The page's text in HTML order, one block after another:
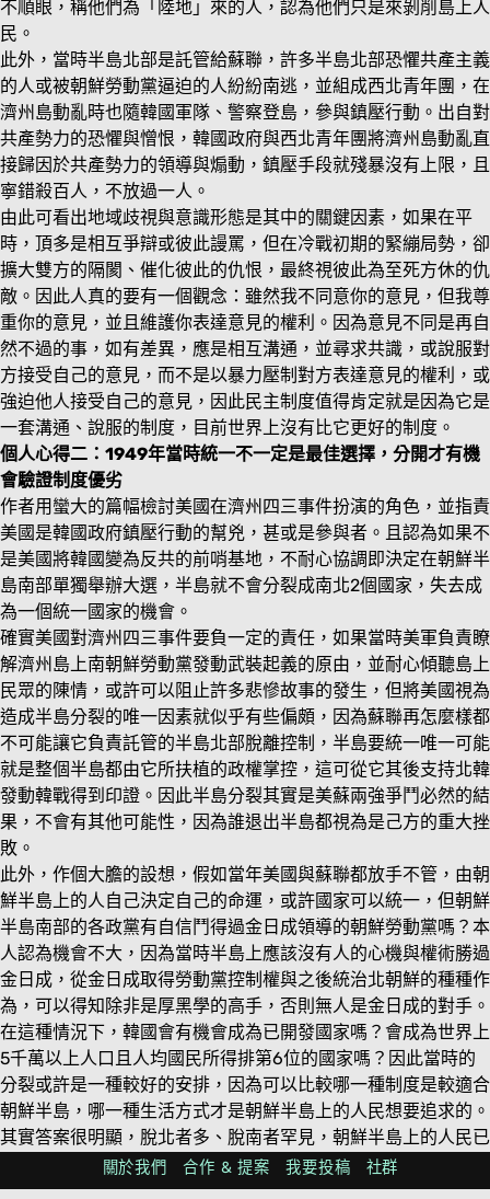
不順眼，稱他們為「陸地」來的人，認為他們只是來剝削島上人
民。
此外，當時半島北部是託管給蘇聯，許多半島北部恐懼共產主義
的人或被朝鮮勞動黨逼迫的人紛紛南逃，並組成西北青年團，在
濟州島動亂時也隨韓國軍隊、警察登島，參與鎮壓行動。出自對
共產勢力的恐懼與憎恨，韓國政府與西北青年團將濟州島動亂直
接歸因於共產勢力的領導與煽動，鎮壓手段就殘暴沒有上限，且
寧錯殺百人，不放過一人。
由此可看出地域歧視與意識形態是其中的關鍵因素，如果在平
時，頂多是相互爭辯或彼此謾罵，但在冷戰初期的緊繃局勢，卻
擴大雙方的隔閡、催化彼此的仇恨，最終視彼此為至死方休的仇
敵。因此人真的要有一個觀念：雖然我不同意你的意見，但我尊
重你的意見，並且維護你表達意見的權利。因為意見不同是再自
然不過的事，如有差異，應是相互溝通，並尋求共識，或說服對
方接受自己的意見，而不是以暴力壓制對方表達意見的權利，或
強迫他人接受自己的意見，因此民主制度值得肯定就是因為它是
一套溝通、說服的制度，目前世界上沒有比它更好的制度。
個人心得二：1949年當時統一不一定是最佳選擇，分開才有機
會驗證制度優劣
作者用蠻大的篇幅檢討美國在濟州四三事件扮演的角色，並指責
美國是韓國政府鎮壓行動的幫兇，甚或是參與者。且認為如果不
是美國將韓國變為反共的前哨基地，不耐心協調即決定在朝鮮半
島南部單獨舉辦大選，半島就不會分裂成南北2個國家，失去成
為一個統一國家的機會。
確實美國對濟州四三事件要負一定的責任，如果當時美軍負責瞭
解濟州島上南朝鮮勞動黨發動武裝起義的原由，並耐心傾聽島上
民眾的陳情，或許可以阻止許多悲慘故事的發生，但將美國視為
造成半島分裂的唯一因素就似乎有些偏頗，因為蘇聯再怎麼樣都
不可能讓它負責託管的半島北部脫離控制，半島要統一唯一可能
就是整個半島都由它所扶植的政權掌控，這可從它其後支持北韓
發動韓戰得到印證。因此半島分裂其實是美蘇兩強爭鬥必然的結
果，不會有其他可能性，因為誰退出半島都視為是己方的重大挫
敗。
此外，作個大膽的設想，假如當年美國與蘇聯都放手不管，由朝
鮮半島上的人自己決定自己的命運，或許國家可以統一，但朝鮮
半島南部的各政黨有自信鬥得過金日成領導的朝鮮勞動黨嗎？本
人認為機會不大，因為當時半島上應該沒有人的心機與權術勝過
金日成，從金日成取得勞動黨控制權與之後統治北朝鮮的種種作
為，可以得知除非是厚黑學的高手，否則無人是金日成的對手。
在這種情況下，韓國會有機會成為已開發國家嗎？會成為世界上
5千萬以上人口且人均國民所得排第6位的國家嗎？因此當時的
分裂或許是一種較好的安排，因為可以比較哪一種制度是較適合
朝鮮半島，哪一種生活方式才是朝鮮半島上的人民想要追求的。
其實答案很明顯，脫北者多、脫南者罕見，朝鮮半島上的人民已
經用腳作出抉擇。因此未來半島上人民如果有機會且有意願討論
統一議題時，相信那時才能做出最有利他們的選擇。
關於我們 合作 & 提案 我要投稿 社群